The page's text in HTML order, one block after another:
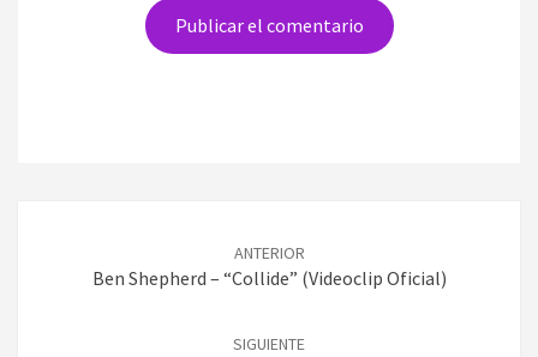
entradas
ANTERIOR
Ben Shepherd – “Collide” (Videoclip Oficial)
SIGUIENTE